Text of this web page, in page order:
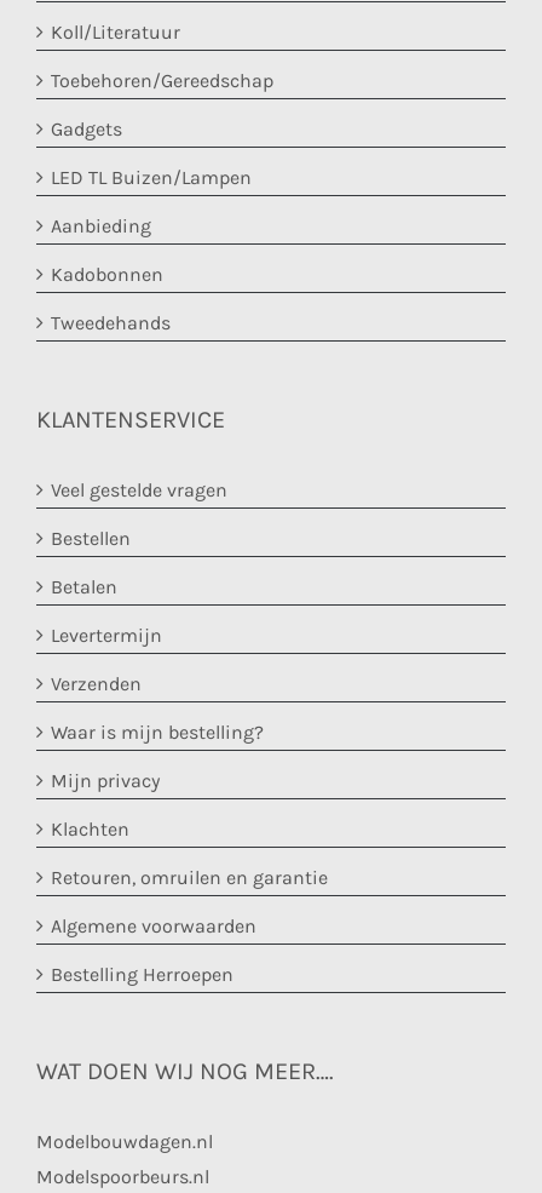
Koll/Literatuur
Toebehoren/Gereedschap
Gadgets
LED TL Buizen/Lampen
Aanbieding
Kadobonnen
Tweedehands
KLANTENSERVICE
Veel gestelde vragen
Bestellen
Betalen
Levertermijn
Verzenden
Waar is mijn bestelling?
Mijn privacy
Klachten
Retouren, omruilen en garantie
Algemene voorwaarden
Bestelling Herroepen
WAT DOEN WIJ NOG MEER….
Modelbouwdagen.nl
Modelspoorbeurs.nl